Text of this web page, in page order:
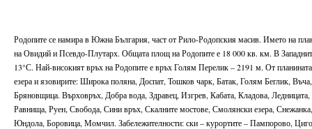
Родопите се намира в Южна България, част от Рило-Родопския масив. Името на
на Овидий и Псевдо-Плутарх. Общата площ на Родопите е 18 000 кв. км. В
13°С. Най-високият връх на Родопите е връх Голям Перелик – 2191 м. От
езера и язовирите: Широка поляна, Доспат, Тошков чарк, Батак, Голям Беглик,
Бряновщица. Върховръх, Добра вода, Здравец, Изгрев, Кабата, Кладова,
Равнища, Руен, Свобода, Сини връх, Скалните мостове, Смолянски езера,
Юндола, Боровица, Момчил. Забележителности: ски – курортите – Пампорово,